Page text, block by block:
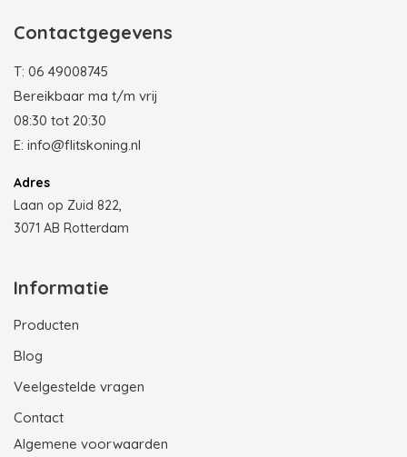
Contactgegevens
T: 06 49008745
Bereikbaar ma t/m vrij
08:30 tot 20:30
E: info@flitskoning.nl
Adres
Laan op Zuid 822,
3071 AB Rotterdam
Informatie
Producten
Blog
Veelgestelde vragen
Contact
Algemene voorwaarden